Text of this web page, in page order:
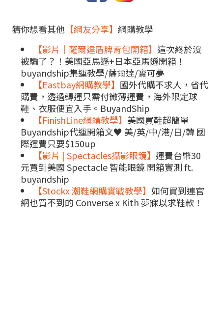
猜你想看其他 【網友分享】 網購教學
【影片｜薩爾達盾牌背包開箱】 這次終於沒
被騙了？！美國亞馬遜+日本亞馬遜開箱！
buyandship集運教學/薩爾達/寶可夢
【Eastbay網購教學】 國外代購不求人，省代
購費，透過轉運只需付微薄運費，海外限定球
鞋、衣服便宜入手。BuyandShip
【FinishLine網購教學】 美國買鞋超簡單
Buyandship代運開箱文♥ 美/英/中/港/日/韓 國
際運費只要$150up
【影片 | Spectacles攝影眼鏡】 運費台幣30
元買到美國 Spectacle 智能眼鏡 開箱實測 ft.
buyandship
【Stockx 潮鞋網購實戰教學】 如何買到連官
網也買不到的 Converse x Kith 夢寐以求鞋款！